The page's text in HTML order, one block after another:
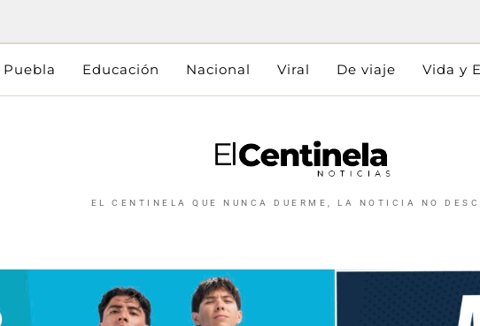
Puebla Educación Nacional Viral De viaje Vida y
EL CENTINELA QUE NUNCA DUERME, LA NOTICIA NO